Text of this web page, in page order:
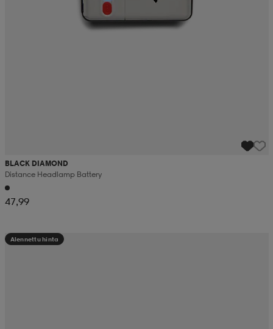
BLACK DIAMOND
Distance Headlamp Battery
47,99
Alennettu hinta